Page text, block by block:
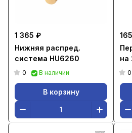
1 365 ₽
Нижняя распред.
система HU6260
0 В наличии
В корзину
на
0